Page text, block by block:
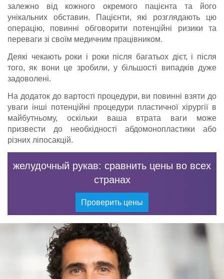
залежно від кожного окремого пацієнта та його
унікальних обставин. Пацієнти, які розглядають цю
операцію, повинні обговорити потенційні ризики та
переваги зі своїм медичним працівником.
Деякі чекають роки і роки після багатьох дієт, і після
того, як вони це зробили, у більшості випадків дуже
задоволені.
На додаток до вартості процедури, ви повинні взяти до
уваги інші потенційні процедури пластичної хірургії в
майбутньому, оскільки ваша втрата ваги може
призвести до необхідності абдомонопластики або
різних ліпосакцій.
желудочный рукав: сравнить цены во всех
странах
Проверить цены